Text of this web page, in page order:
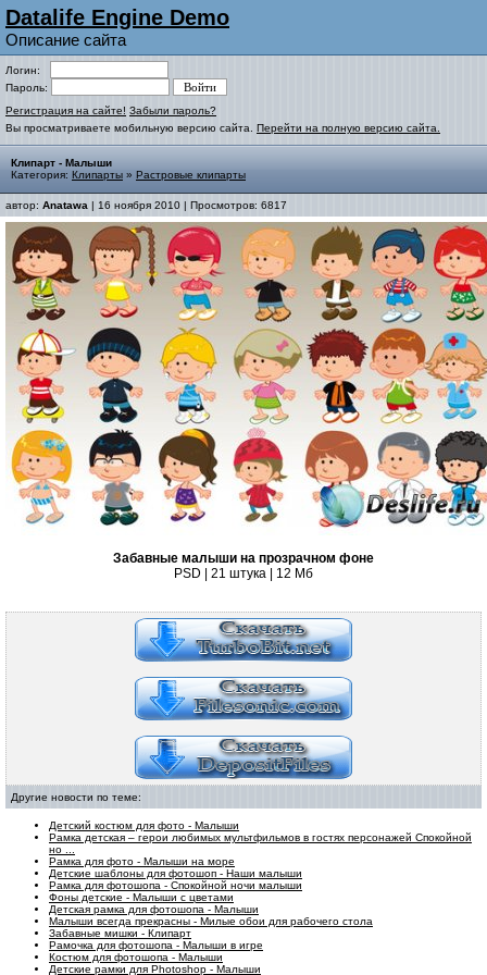
Datalife Engine Demo
Описание сайта
Логин:
Пароль:
Регистрация на сайте! Забыли пароль?
Вы просматриваете мобильную версию сайта. Перейти на полную версию сайта.
Клипарт - Малыши
Категория: Клипарты » Растровые клипарты
автор: Anatawa | 16 ноября 2010 | Просмотров: 6817
Забавные малыши на прозрачном фоне
PSD | 21 штука | 12 Мб
Другие новости по теме:
Детский костюм для фото - Малыши
Рамка детская – герои любимых мультфильмов в гостях персонажей Спокойной
но ...
Рамка для фото - Малыши на море
Детские шаблоны для фотошоп - Наши малыши
Рамка для фотошопа - Спокойной ночи малыши
Фоны детские - Малыши с цветами
Детская рамка для фотошопа - Малыши
Малыши всегда прекрасны - Милые обои для рабочего стола
Забавные мишки - Клипарт
Рамочка для фотошопа - Малыши в игре
Костюм для фотошопа - Малыши
Детские рамки для Photoshop - Малыши